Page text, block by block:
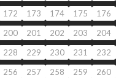
172 173 174 175 176
200 201 202 203 204
228 229 230 231 232
256 257 258 259 260